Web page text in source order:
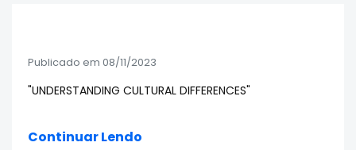
Publicado em 08/11/2023
"UNDERSTANDING CULTURAL DIFFERENCES"
Continuar Lendo